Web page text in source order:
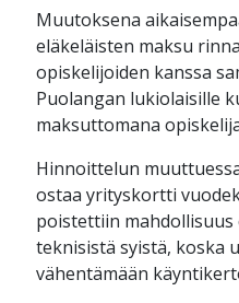
Muutoksena
eläkeläisten maksu
opiskelijoiden kanssa
Puolangan lukiolaisille
maksuttomana
Hinnoittelun
ostaa yrityskortti
poistettiin
teknisistä syistä, koska
vähentämään